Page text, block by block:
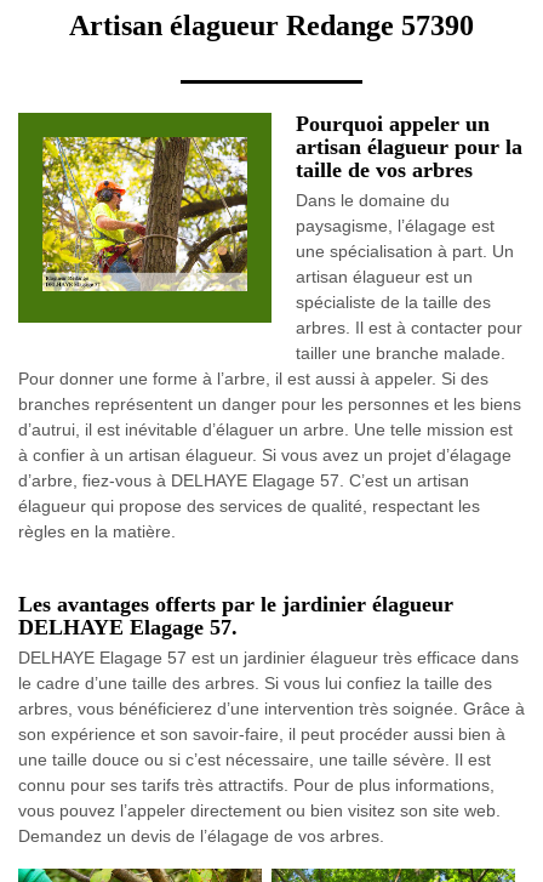
Artisan élagueur Redange 57390
Pourquoi appeler un
artisan élagueur pour la
taille de vos arbres
Dans le domaine du
paysagisme, l’élagage est
une spécialisation à part. Un
artisan élagueur est un
spécialiste de la taille des
arbres. Il est à contacter pour
tailler une branche malade.
Pour donner une forme à l’arbre, il est aussi à appeler. Si des
branches représentent un danger pour les personnes et les biens
d’autrui, il est inévitable d’élaguer un arbre. Une telle mission est
à confier à un artisan élagueur. Si vous avez un projet d’élagage
d’arbre, fiez-vous à DELHAYE Elagage 57. C’est un artisan
élagueur qui propose des services de qualité, respectant les
règles en la matière.
Les avantages offerts par le jardinier élagueur
DELHAYE Elagage 57.
DELHAYE Elagage 57 est un jardinier élagueur très efficace dans
le cadre d’une taille des arbres. Si vous lui confiez la taille des
arbres, vous bénéficierez d’une intervention très soignée. Grâce à
son expérience et son savoir-faire, il peut procéder aussi bien à
une taille douce ou si c’est nécessaire, une taille sévère. Il est
connu pour ses tarifs très attractifs. Pour de plus informations,
vous pouvez l’appeler directement ou bien visitez son site web.
Demandez un devis de l’élagage de vos arbres.